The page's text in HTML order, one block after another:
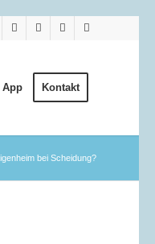
App Kontakt
bei Scheidung?